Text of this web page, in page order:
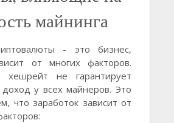
майнинга
- это бизнес,
от многих факторов.
хешрейт не гарантирует
у всех майнеров. Это
что заработок зависит от